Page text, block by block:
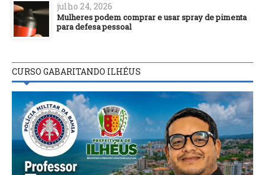
julho 24, 2026
Mulheres podem comprar e usar spray de pimenta
para defesa pessoal
CURSO GABARITANDO ILHÉUS